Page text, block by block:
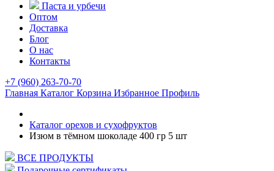
Паста и урбечи
Оптом
Доставка
Блог
О нас
Контакты
+7 (960) 263-70-70
Главная Каталог Корзина Избранное Профиль
Каталог орехов и сухофруктов
Изюм в тёмном шоколаде 400 гр 5 шт
ВСЕ ПРОДУКТЫ